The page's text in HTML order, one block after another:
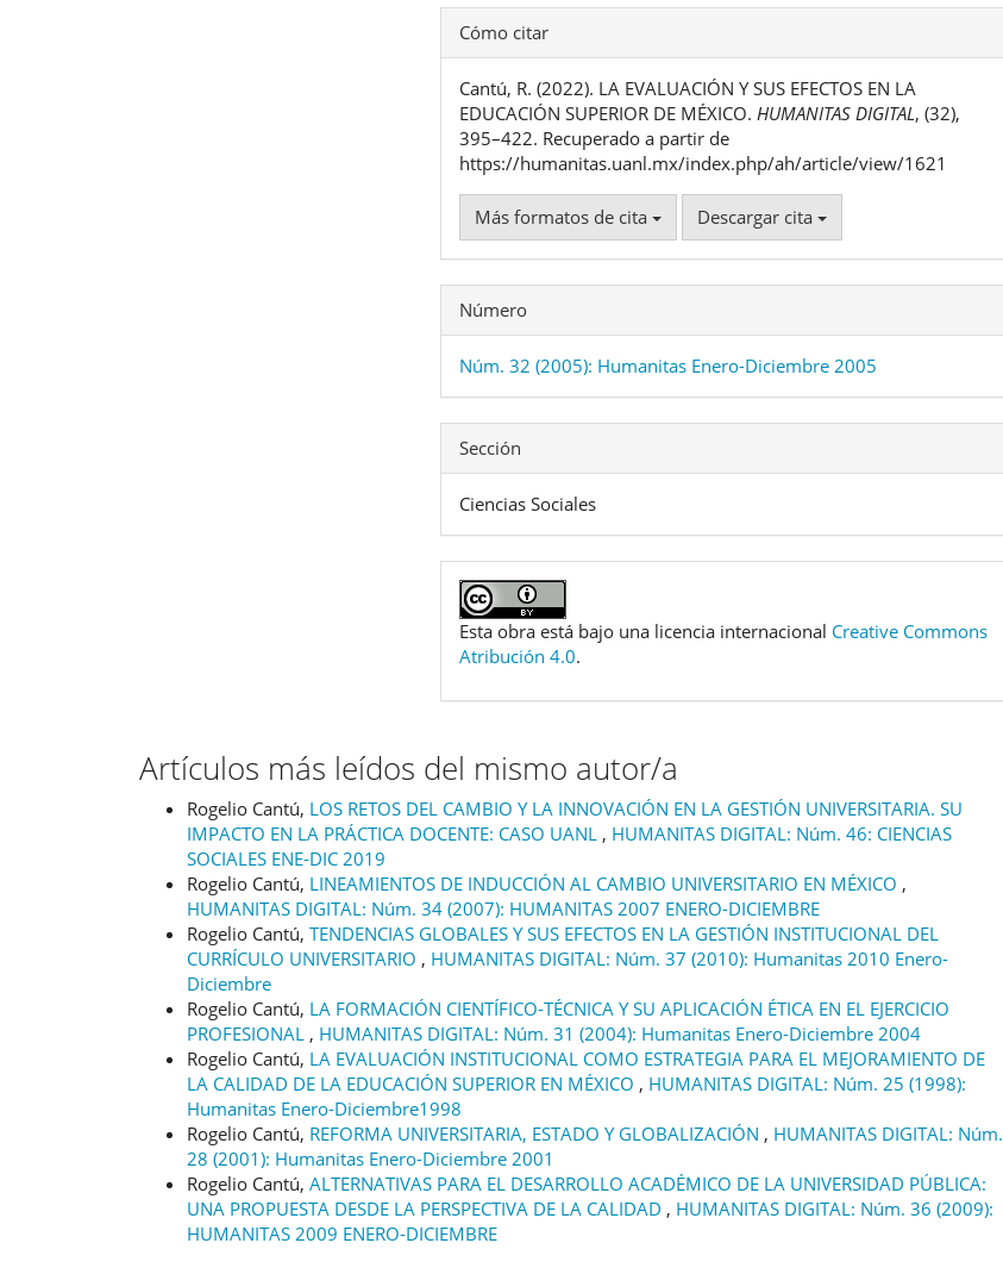
Detalles
del
artículo
Cómo citar
Cantú, R. (2022). LA EVALUACIÓN Y SUS EFECTOS EN LA
EDUCACIÓN SUPERIOR DE MÉXICO.HUMANITAS DIGITAL, (32),
395–422. Recuperado a partir de
https://humanitas.uanl.mx/index.php/ah/article/view/1621
Más formatos de cita Descargar cita
Número
Núm. 32 (2005): Humanitas Enero-Diciembre 2005
Sección
Ciencias Sociales
Esta obra está bajo una licencia internacional Creative Commons
Atribución 4.0.
Artículos más leídos del mismo autor/a
Rogelio Cantú, LOS RETOS DEL CAMBIO Y LA INNOVACIÓN EN LA GESTIÓN UNIVERSITARIA. SU
IMPACTO EN LA PRÁCTICA DOCENTE: CASO UANL , HUMANITAS DIGITAL: Núm. 46: CIENCIAS
SOCIALES ENE-DIC 2019
Rogelio Cantú, LINEAMIENTOS DE INDUCCIÓN AL CAMBIO UNIVERSITARIO EN MÉXICO ,
HUMANITAS DIGITAL: Núm. 34 (2007): HUMANITAS 2007 ENERO-DICIEMBRE
Rogelio Cantú, TENDENCIAS GLOBALES Y SUS EFECTOS EN LA GESTIÓN INSTITUCIONAL DEL
CURRÍCULO UNIVERSITARIO , HUMANITAS DIGITAL: Núm. 37 (2010): Humanitas 2010 Enero-
Diciembre
Rogelio Cantú, LA FORMACIÓN CIENTÍFICO-TÉCNICA Y SU APLICACIÓN ÉTICA EN EL EJERCICIO
PROFESIONAL , HUMANITAS DIGITAL: Núm. 31 (2004): Humanitas Enero-Diciembre 2004
Rogelio Cantú, LA EVALUACIÓN INSTITUCIONAL COMO ESTRATEGIA PARA EL MEJORAMIENTO DE
LA CALIDAD DE LA EDUCACIÓN SUPERIOR EN MÉXICO , HUMANITAS DIGITAL: Núm. 25 (1998):
Humanitas Enero-Diciembre1998
Rogelio Cantú, REFORMA UNIVERSITARIA, ESTADO Y GLOBALIZACIÓN , HUMANITAS DIGITAL: Núm.
28 (2001): Humanitas Enero-Diciembre 2001
Rogelio Cantú, ALTERNATIVAS PARA EL DESARROLLO ACADÉMICO DE LA UNIVERSIDAD PÚBLICA:
UNA PROPUESTA DESDE LA PERSPECTIVA DE LA CALIDAD , HUMANITAS DIGITAL: Núm. 36 (2009):
HUMANITAS 2009 ENERO-DICIEMBRE